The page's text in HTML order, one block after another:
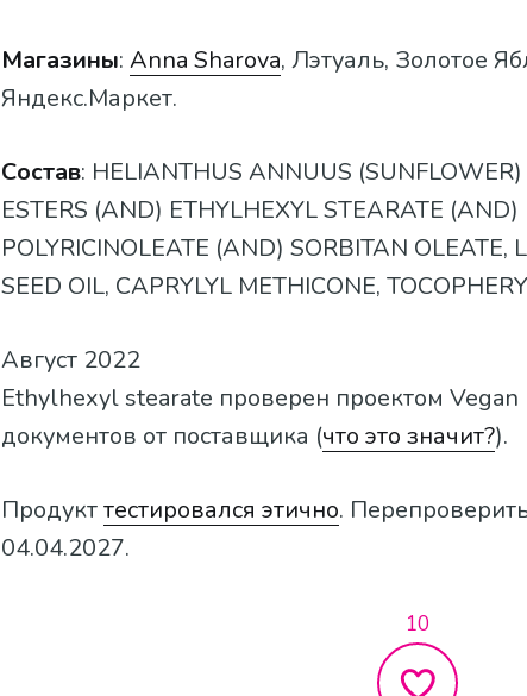
Магазины: Anna Sharova, Лэтуаль, Золотое
Яндекс.Маркет.
Состав: HELIANTHUS ANNUUS
ESTERS (AND) ETHYLHEXYL STEARATE (AND)
POLYRICINOLEATE (AND) SORBITAN OLEATE,
SEED OIL, CAPRYLYL METHICONE,
Август 2022
Ethylhexyl stearate проверен проектом
документов от поставщика (что это значит?).
Продукттестировался этично.
04.04.2027.
10